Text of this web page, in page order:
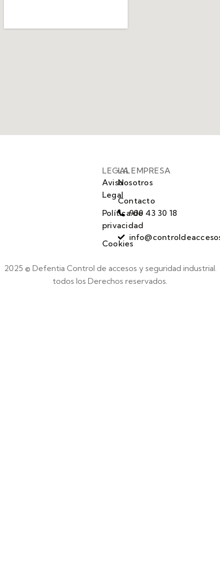
LEGAL
Aviso
Legal
Política de
privacidad
Cookies
LA EMPRESA
Nosotros
Contacto
900 43 30 18
2025 © Defentia Control de accesos y seguridad industrial.
todos los Derechos reservados.